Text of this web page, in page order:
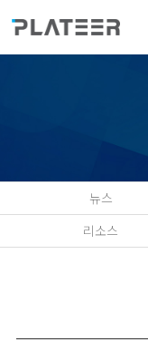
뉴스
리소스